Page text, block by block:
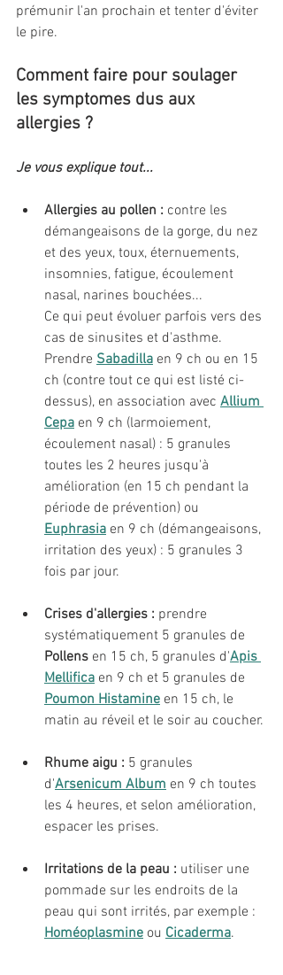
prémunir l'an prochain et tenter d'éviter
le pire.
Comment faire pour soulager
les symptomes dus aux
allergies ?
Je vous explique tout...
Allergies au pollen : contre les
démangeaisons de la gorge, du nez
et des yeux, toux, éternuements,
insomnies, fatigue, écoulement
nasal, narines bouchées...
Ce qui peut évoluer parfois vers des
cas de sinusites et d'asthme.
Prendre Sabadilla en 9 ch ou en 15
ch (contre tout ce qui est listé ci-
dessus), en association avec Allium
Cepa en 9 ch (larmoiement,
écoulement nasal) : 5 granules
toutes les 2 heures jusqu'à
amélioration (en 15 ch pendant la
période de prévention) ou
Euphrasia en 9 ch (démangeaisons,
irritation des yeux) : 5 granules 3
fois par jour.
Crises d'allergies : prendre
systématiquement 5 granules de
Pollens en 15 ch, 5 granules d'Apis
Mellifica en 9 ch et 5 granules de
Poumon Histamine en 15 ch, le
matin au réveil et le soir au coucher.
Rhume aigu : 5 granules
d'Arsenicum Album en 9 ch toutes
les 4 heures, et selon amélioration,
espacer les prises.
Irritations de la peau : utiliser une
pommade sur les endroits de la
peau qui sont irrités, par exemple :
Homéoplasmine ou Cicaderma.